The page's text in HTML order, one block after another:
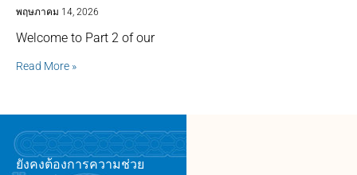
พฤษภาคม 14, 2026
Welcome to Part 2 of our
Read More »
ยังคงต้องการความช่วย